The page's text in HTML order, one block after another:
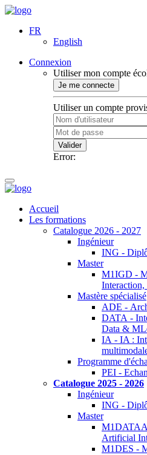
FR
English
Connexion
Utiliser mon compte
Je me connecte
Utiliser un compte
Valider
Error:
Accueil
Les formations
Catalogue 2026 - 2027
Ingénieur
ING -
Master
M1IGD -
Interaction,
Mastère spécialisé
ADE -
DATA -
Data &
IA - IA :
Programme
PEI -
Catalogue 2025 - 2026
Ingénieur
ING -
Master
Artificial
M1DES -